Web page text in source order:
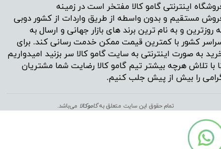
اینترنتی گامو کالا مفتخر است در زمینه
مستقیم و بدون واسطه از طریق واردات از کشور دوبی
روزترین و به نام ترین برند های بازار جهانی و ارسال به
کشور با کمترین قیمت ممکن خدمت رسانی کند. برای
به صورت اینترنتی به سایت گامو کالا سر بزنید امیدواریم
با تلاش هرچه بیشتر تیم گامو کالا رضایت شما مشتریان
را بیش از پیش جلب کنیم.
تمام حقوق این سایت متعلق بهگاموکالا می‌باشد.